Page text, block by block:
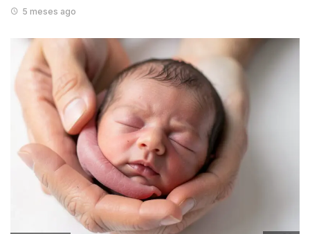
5 meses ago